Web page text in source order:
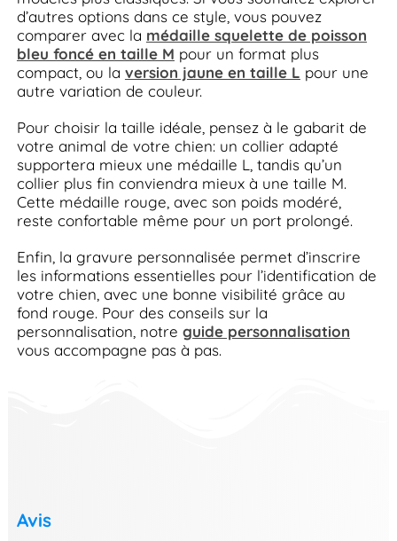
d’autres options dans ce style, vous pouvez
comparer avec la médaille squelette de poisson
bleu foncé en taille M pour un format plus
compact, ou la version jaune en taille L pour une
autre variation de couleur.
Pour choisir la taille idéale, pensez à le gabarit de
votre animal de votre chien: un collier adapté
supportera mieux une médaille L, tandis qu’un
collier plus fin conviendra mieux à une taille M.
Cette médaille rouge, avec son poids modéré,
reste confortable même pour un port prolongé.
Enfin, la gravure personnalisée permet d’inscrire
les informations essentielles pour l’identification de
votre chien, avec une bonne visibilité grâce au
fond rouge. Pour des conseils sur la
personnalisation, notre guide personnalisation
vous accompagne pas à pas.
Avis